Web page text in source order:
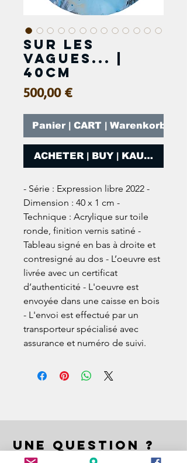
Sur les
vagues... |
40cm
500,00 €Prix
Panier | CART | Warenkorb
ACHETER | BUY | KAUFEN
- Série : Expression libre 2022 -
Dimension : 40 x 1 cm -
Technique : Acrylique sur toile
ronde, finition vernis satiné -
Tableau signé en bas à droite et
contresigné au dos - L’oeuvre est
livrée avec un certificat
d’authenticité - L'oeuvre est
envoyée dans une caisse en bois
- L'envoi est effectué par un
transporteur spécialisé avec
assurance et numéro de suivi.
UNE QUESTION ?